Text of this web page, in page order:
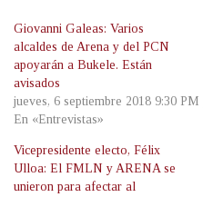
Giovanni Galeas: Varios
alcaldes de Arena y del PCN
apoyarán a Bukele. Están
avisados
jueves, 6 septiembre 2018 9:30 PM
En «Entrevistas»
Vicepresidente electo, Félix
Ulloa: El FMLN y ARENA se
unieron para afectar al